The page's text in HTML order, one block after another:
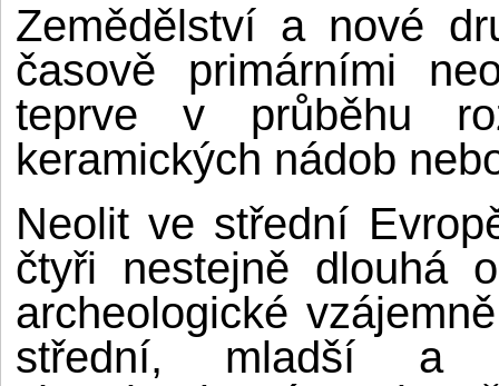
Zemědělství a nové
časově primárními
teprve v průběhu
keramických nádob
Neolit ve střední
čtyři nestejně dlouhá
archeologické
střední, mladší a